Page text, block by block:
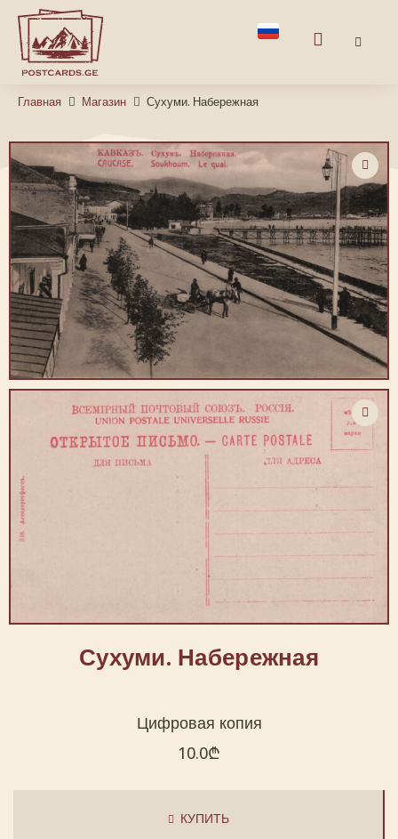
Главная Магазин Сухуми. Набережная
Сухуми. Набережная
Цифровая копия
10.0₾
КУПИТЬ